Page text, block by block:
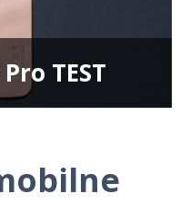
TEST